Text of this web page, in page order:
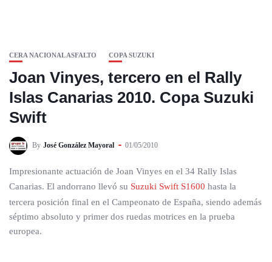
CERA NACIONAL ASFALTO COPA SUZUKI
Joan Vinyes, tercero en el Rally
Islas Canarias 2010. Copa Suzuki
Swift
By José González Mayoral 01/05/2010
Impresionante actuación de Joan Vinyes en el 34 Rally Islas
Canarias. El andorrano llevó su Suzuki Swift S1600 hasta la
tercera posición final en el Campeonato de España, siendo además
séptimo absoluto y primer dos ruedas motrices en la prueba
europea.